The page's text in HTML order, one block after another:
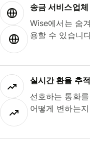
송금 서비스업
Wise에서는 숨
용할 수 있습니
실시간 환율 추적
선호하는 통화
어떻게 변하는